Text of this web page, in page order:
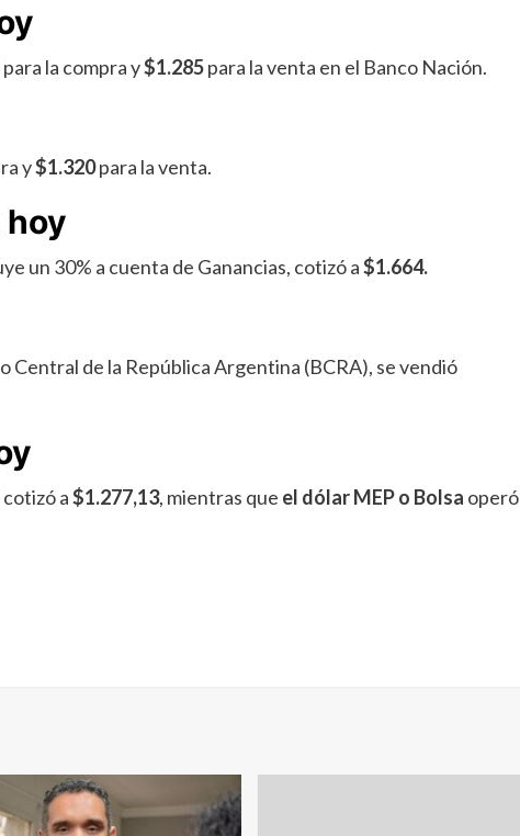
para la compra y$1.285para la venta en el Banco Nación.
y$1.320para la venta.
hoy
un 30% a cuenta de Ganancias, cotizó a$1.664.
Central de la República Argentina (BCRA), se vendió
cotizó a$1.277,13, mientras que el dólar MEP o Bolsa operó